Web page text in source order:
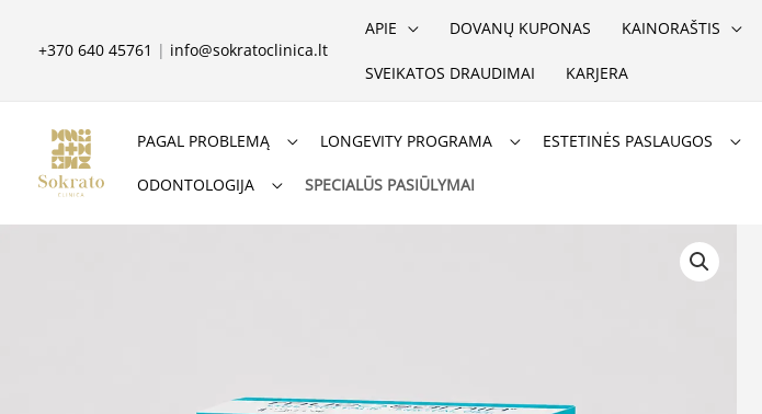
+370 640 45761 | info@sokratoclinica.lt
APIE DOVANŲ KUPONAS KAINORAŠTIS
SVEIKATOS DRAUDIMAI KARJERA
PAGAL PROBLEMĄ LONGEVITY PROGRAMA ESTETINĖS PASLAUGOS
ODONTOLOGIJA SPECIALŪS PASIŪLYMAI